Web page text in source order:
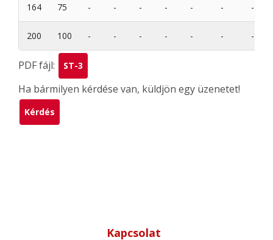
164 75 - - - - - - -
200 100 - - - - - - -
PDF fájl: ST-3
Ha bármilyen kérdése van, küldjön egy üzenetet!
Kérdés
Kapcsolat